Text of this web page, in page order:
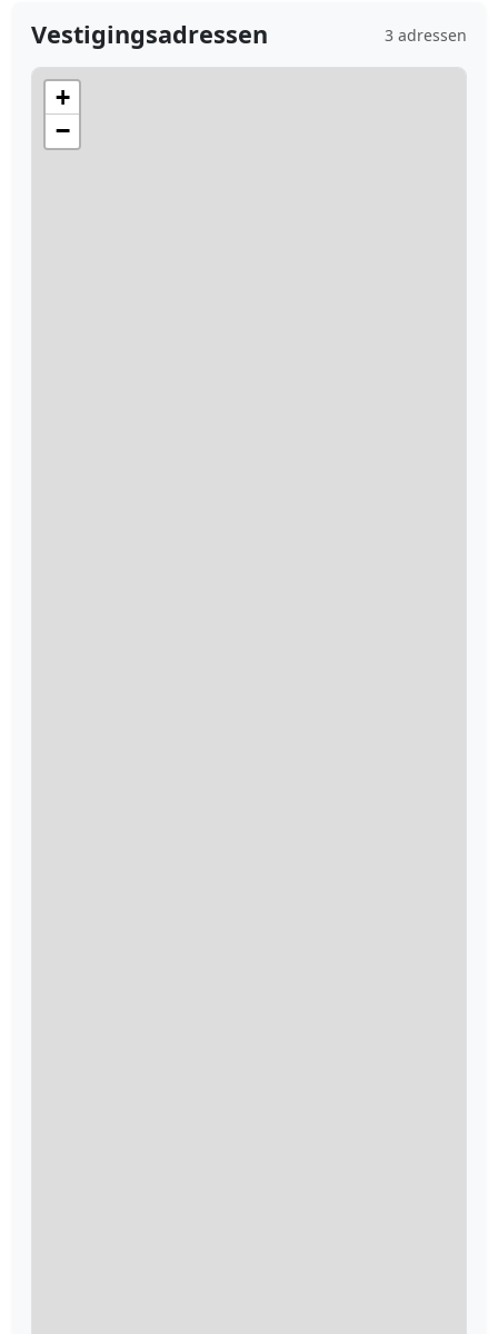
Vestigingsadressen 3 adressen
+
−